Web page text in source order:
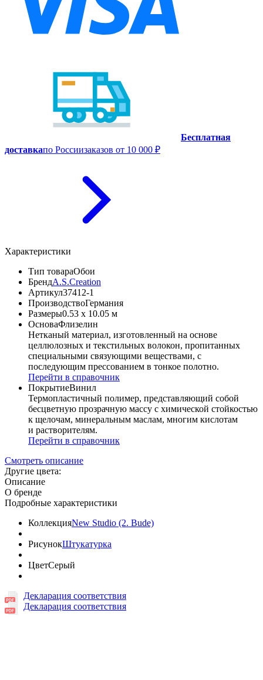
Бесплатная
доставкапо Россиизаказов от 10 000 ₽
Характеристики
Тип товараОбои
БрендA.S.Creation
Артикул37412-1
ПроизводствоГермания
Размеры0.53 x 10.05 м
ОсноваФлизелин
Нетканый материал, изготовленный на основе
целлюлозных и текстильных волокон, пропитанных
специальными связующими веществами, с
последующим прессованием в тонкое полотно.
Перейти в справочник
ПокрытиеВинил
Термопластичный полимер, представляющий собой
бесцветную прозрачную массу с химической стойкостью
к щелочам, минеральным маслам, многим кислотам
и растворителям.
Перейти в справочник
Смотреть описание
Другие цвета:
Описание
О бренде
Подробные характеристики
КоллекцияNew Studio (2. Bude)
РисунокШтукатурка
ЦветСерый
Декларация соответствия
Декларация соответствия